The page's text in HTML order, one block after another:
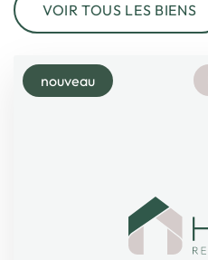
VOIR TOUS LES BIENS
nouveau